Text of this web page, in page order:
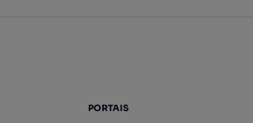
PORTAIS